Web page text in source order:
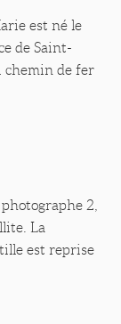
est né le
de Saint-
chemin de fer
2,
La
est reprise